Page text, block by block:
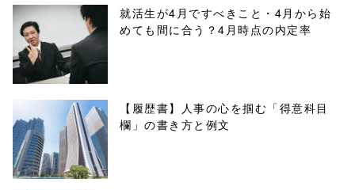
/1026084"
onclick="windo
w.open(this.hre
f, 'Gwindow',
'width=550,
height=450,
就活生が4月ですべきこと・4月から始
めても間に合う？4月時点の内定率
【履歴書】人事の心を掴む「得意科目
欄」の書き方と例文